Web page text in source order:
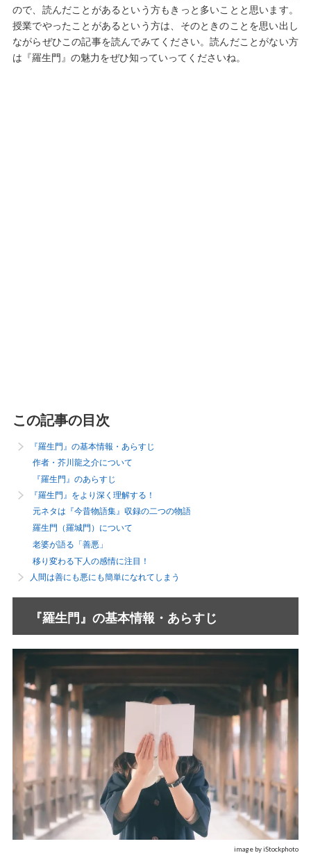
ので、読んだことがあるという方もきっと多いことと思います。
授業でやったことがあるという方は、そのときのことを思い出し
ながらぜひこの記事を読んでみてください。読んだことがない方
は『羅生門』の魅力をぜひ知っていってくださいね。
この記事の目次
『羅生門』の基本情報・あらすじ
作者・芥川龍之介について
『羅生門』のあらすじ
『羅生門』をより深く理解する！
元ネタは『今昔物語集』収録の二つの物語
羅生門（羅城門）について
老婆が語る「善悪」
移り変わる下人の感情に注目！
人間は善にも悪にも簡単になれてしまう
『羅生門』の基本情報・あらすじ
image by iStockphoto